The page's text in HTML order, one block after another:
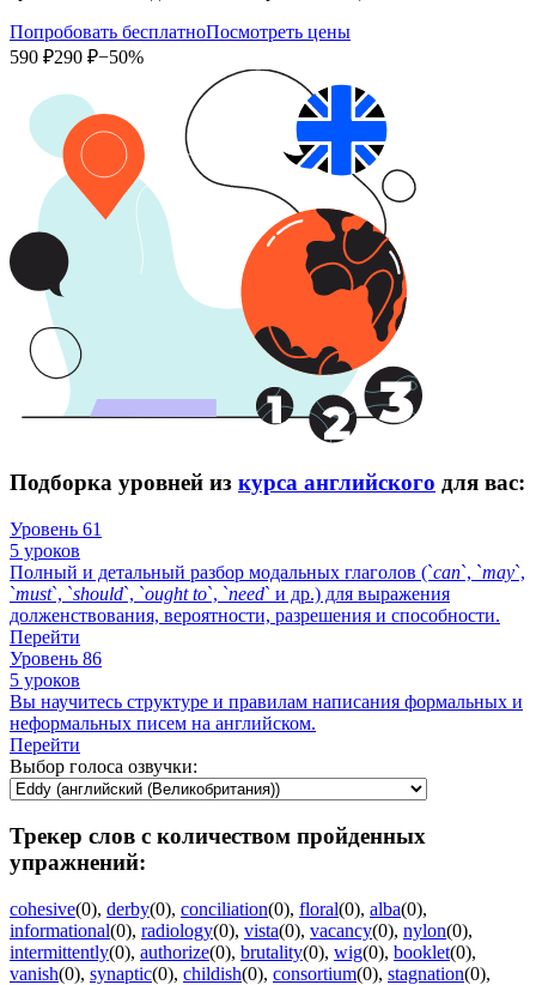
Попробовать бесплатноПосмотреть цены
590 ₽290 ₽−50%
Подборка уровней из курса английского для вас:
Уровень 61
5 уроков
Полный и детальный разбор модальных глаголов (`can`, `may`,
`must`, `should`, `ought to`, `need` и др.) для выражения
долженствования, вероятности, разрешения и способности.
Перейти
Уровень 86
5 уроков
Вы научитесь структуре и правилам написания формальных и
неформальных писем на английском.
Перейти
Выбор голоса озвучки:
Трекер слов с количеством пройденных
упражнений:
cohesive(0), derby(0), conciliation(0), floral(0), alba(0),
informational(0), radiology(0), vista(0), vacancy(0), nylon(0),
intermittently(0), authorize(0), brutality(0), wig(0), booklet(0),
vanish(0), synaptic(0), childish(0), consortium(0), stagnation(0),